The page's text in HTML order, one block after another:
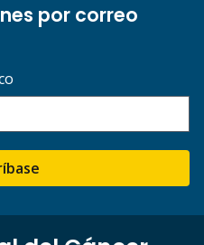
por correo